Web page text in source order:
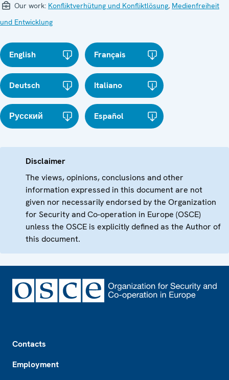
Our work: Konfliktverhütung und Konfliktlösung, Medienfreiheit
und Entwicklung
English Français
Deutsch Italiano
Русский Español
Disclaimer
The views, opinions, conclusions and other
information expressed in this document are not
given nor necessarily endorsed by the Organization
for Security and Co-operation in Europe (OSCE)
unless the OSCE is explicitly defined as the Author of
this document.
Contacts
Employment